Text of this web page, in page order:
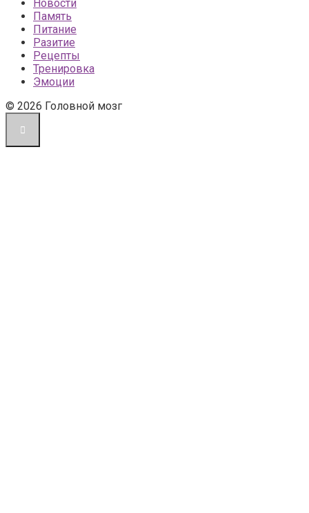
Новости
Память
Питание
Разитие
Рецепты
Тренировка
Эмоции
© 2026 Головной мозг